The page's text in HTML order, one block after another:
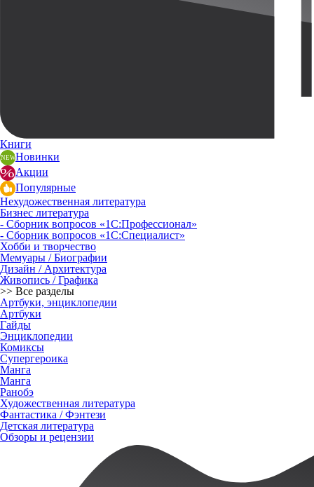
Книги
Новинки
Акции
Популярные
Нехудожественная литература
Бизнес литература
- Сборник вопросов «1С:Профессионал»
- Сборник вопросов «1С:Специалист»
Хобби и творчество
Мемуары / Биографии
Дизайн / Архитектура
Живопись / Графика
>> Все разделы
Артбуки, энциклопедии
Артбуки
Гайды
Энциклопедии
Комиксы
Супергероика
Манга
Манга
Ранобэ
Художественная литература
Фантастика / Фэнтези
Детская литература
Обзоры и рецензии